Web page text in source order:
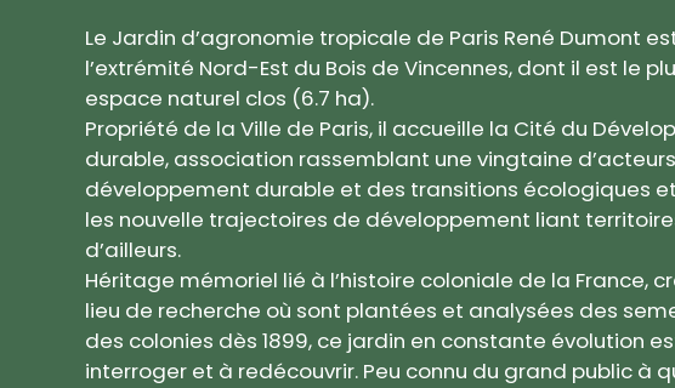
Le Jardin d’agronomie tropicale de Paris René Dumont
l’extrémité Nord-Est du Bois de Vincennes, dont il est le
espace naturel clos (6.7 ha).
Propriété de la Ville de Paris, il accueille la Cité du
durable, association rassemblant une vingtaine
développement durable et des transitions écologiques
les nouvelle trajectoires de développement liant
d’ailleurs.
Héritage mémoriel lié à l’histoire coloniale de la France,
lieu de recherche où sont plantées et analysées des
des colonies dès 1899, ce jardin en constante évolution
interroger et à redécouvrir. Peu connu du grand public à